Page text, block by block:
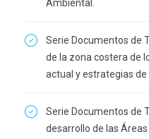
Ambiental.
Serie Documentos de
de la zona costera de
actual y estrategias de
Serie Documentos de
desarrollo de las